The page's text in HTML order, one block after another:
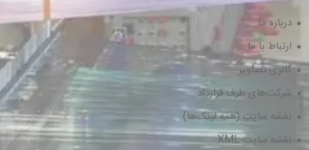
درباره ما
ارتباط با ما
گالری تصاویر
شرکت‌های طرف قرارداد
نقشه سایت (همه لینک‌ها)
نقشه سایت XML